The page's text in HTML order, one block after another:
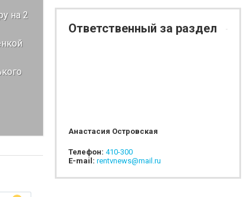
на 2
Ответственный за раздел
Анастасия Островская
Телефон: 410-300
E-mail: rentvnews@mail.ru